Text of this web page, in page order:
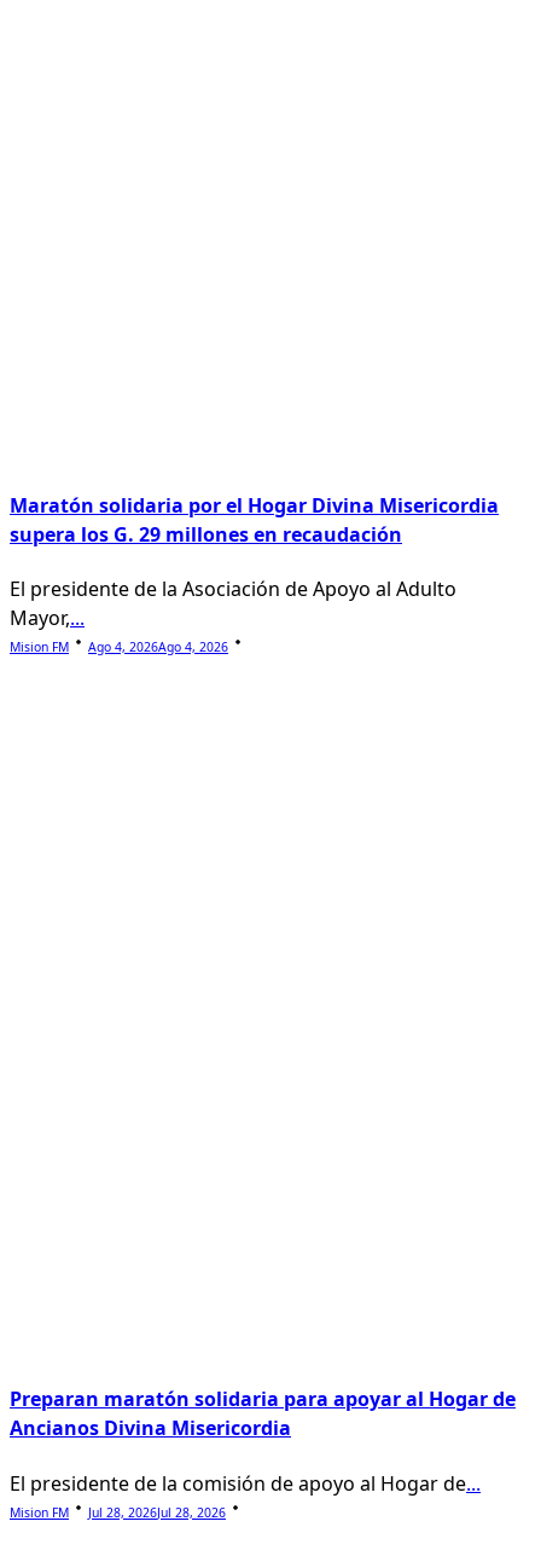
Maratón solidaria por el Hogar Divina Misericordia
supera los G. 29 millones en recaudación
El presidente de la Asociación de Apoyo al Adulto
Mayor,...
Mision FM Ago 4, 2026Ago 4, 2026
Preparan maratón solidaria para apoyar al Hogar de
Ancianos Divina Misericordia
El presidente de la comisión de apoyo al Hogar de...
Mision FM Jul 28, 2026Jul 28, 2026